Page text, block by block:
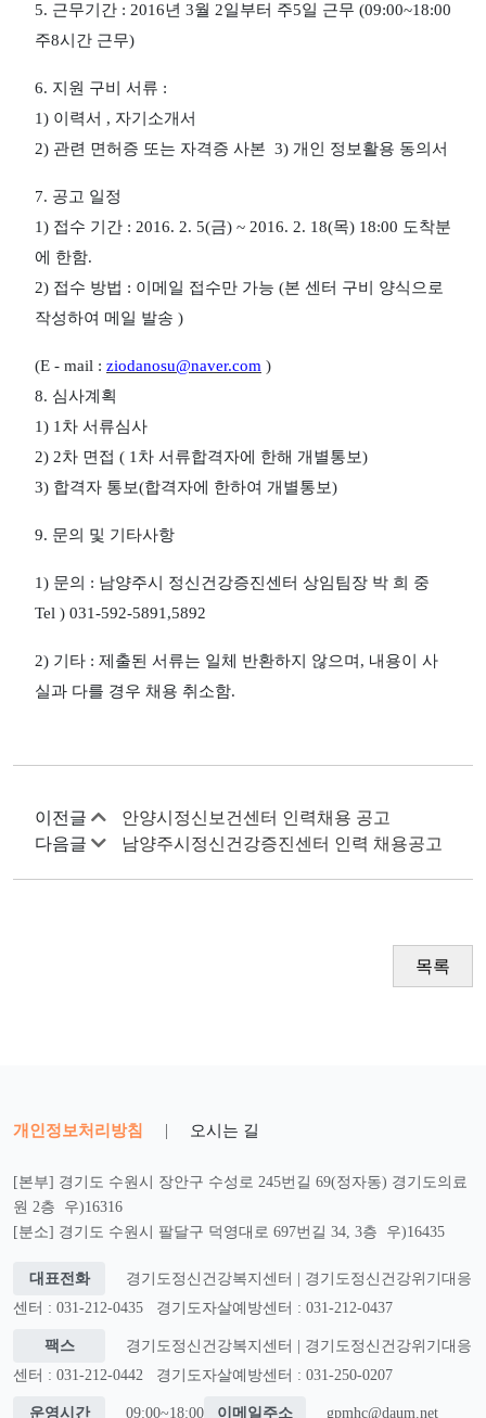
5. 근무기간 : 2016년 3월 2일부터 주5일 근무 (09:00~18:00
주8시간 근무)
6. 지원 구비 서류 :
1) 이력서 , 자기소개서
2) 관련 면허증 또는 자격증 사본 3) 개인 정보활용 동의서
7. 공고 일정
1) 접수 기간 : 2016. 2. 5(금) ~ 2016. 2. 18(목) 18:00 도착분
에 한함.
2) 접수 방법 : 이메일 접수만 가능 (본 센터 구비 양식으로
작성하여 메일 발송 )
(E - mail : ziodanosu@naver.com )
8. 심사계획
1) 1 차 서류심사
2) 2차 면접 ( 1 차 서류합격자에 한해 개별통보)
3) 합격자 통보(합격자에 한하여 개별통보)
9. 문의 및 기타사항
1) 문의 : 남양주시 정신건강증진센터 상임팀장 박 희 중
Tel ) 031-592-5891,5892
2) 기타 : 제출된 서류는 일체 반환하지 않으며 , 내용이 사
실과 다를 경우 채용 취소함.
이전글
안양시정신보건센터 인력채용 공고
다음글
남양주시정신건강증진센터 인력 채용공고
목록
개인정보처리방침 | 오시는 길
[본부] 경기도 수원시 장안구 수성로 245번길 69(정자동) 경기도의료
원 2층 우)16316
[분소] 경기도 수원시 팔달구 덕영대로 697번길 34, 3층 우)16435
대표전화
경기도정신건강복지센터 | 경기도정신건강위기대응
센터 : 031-212-0435
경기도자살예방센터 : 031-212-0437
팩스
경기도정신건강복지센터 | 경기도정신건강위기대응
센터 : 031-212-0442
경기도자살예방센터 : 031-250-0207
운영시간 09:00~18:00 이메일주소 gpmhc@daum.net